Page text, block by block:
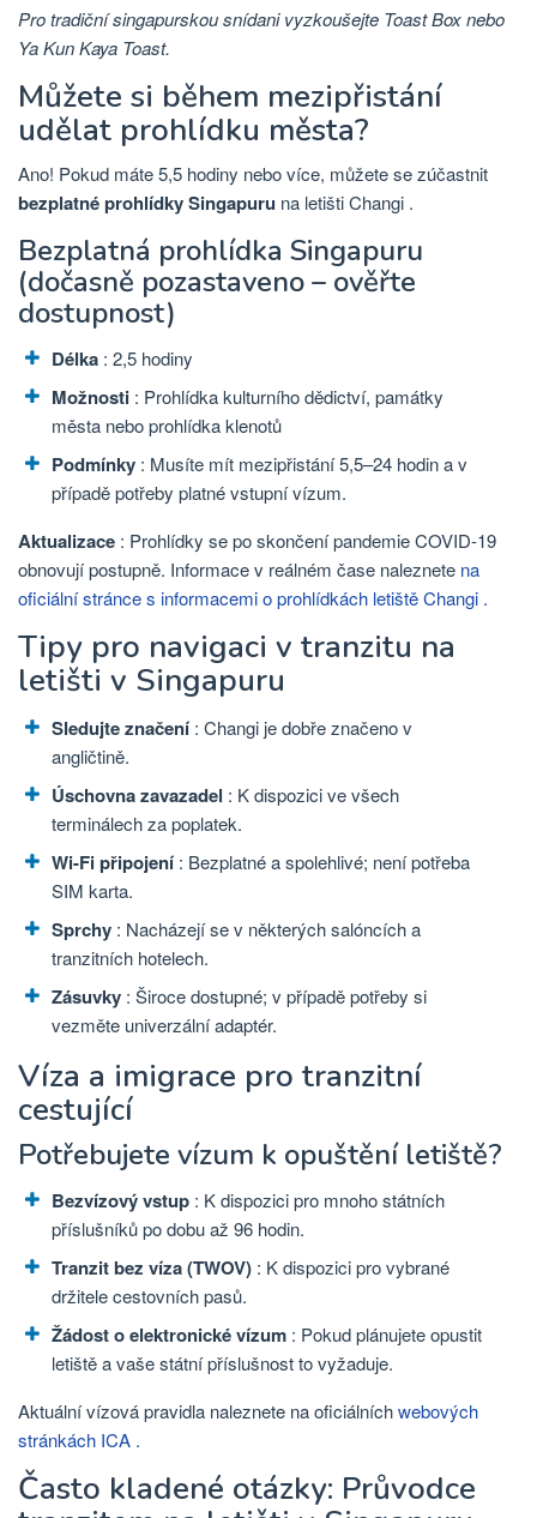
Pro tradiční singapurskou snídani vyzkoušejte Toast Box nebo
Ya Kun Kaya Toast.
Můžete si během mezipřistání
udělat prohlídku města?
Ano! Pokud máte 5,5 hodiny nebo více, můžete se zúčastnit
bezplatné prohlídky Singapuru na letišti Changi .
Bezplatná prohlídka Singapuru
(dočasně pozastaveno – ověřte
dostupnost)
Délka : 2,5 hodiny
Možnosti : Prohlídka kulturního dědictví, památky
města nebo prohlídka klenotů
Podmínky : Musíte mít mezipřistání 5,5–24 hodin a v
případě potřeby platné vstupní vízum.
Aktualizace : Prohlídky se po skončení pandemie COVID-19
obnovují postupně. Informace v reálném čase naleznete na
oficiální stránce s informacemi o prohlídkách letiště Changi .
Tipy pro navigaci v tranzitu na
letišti v Singapuru
Sledujte značení : Changi je dobře značeno v
angličtině.
Úschovna zavazadel : K dispozici ve všech
terminálech za poplatek.
Wi-Fi připojení : Bezplatné a spolehlivé; není potřeba
SIM karta.
Sprchy : Nacházejí se v některých salóncích a
tranzitních hotelech.
Zásuvky : Široce dostupné; v případě potřeby si
vezměte univerzální adaptér.
Víza a imigrace pro tranzitní
cestující
Potřebujete vízum k opuštění letiště?
Bezvízový vstup : K dispozici pro mnoho státních
příslušníků po dobu až 96 hodin.
Tranzit bez víza (TWOV) : K dispozici pro vybrané
držitele cestovních pasů.
Žádost o elektronické vízum : Pokud plánujete opustit
letiště a vaše státní příslušnost to vyžaduje.
Aktuální vízová pravidla naleznete na oficiálníchwebových
stránkách ICA .
Často kladené otázky: Průvodce